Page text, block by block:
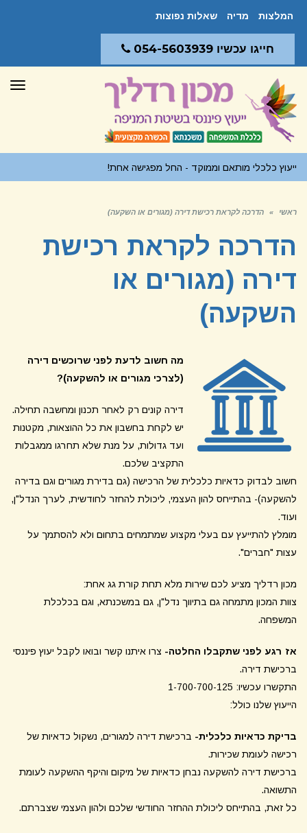
המלצות מדיה שאלות נפוצות
חייגו עכשיו 054-5603939
ייעוץ כלכלי מותאם וממוקד - החל מפגישה אחת!
ראשי » הדרכה לקראת רכישת דירה (מגורים או השקעה)
הדרכה לקראת רכישת
דירה (מגורים או
השקעה)
מה חשוב לדעת לפני שרוכשים דירה
(לצרכי מגורים או להשקעה)?
דירה קונים רק לאחר תכנון ומחשבה תחילה.
יש לקחת בחשבון את כל ההוצאות, מקטנות
ועד גדולות, על מנת שלא תחרגו ממגבלות
התקציב שלכם.
חשוב לבדוק כדאיות כלכלית של הרכישה (גם בדירת מגורים וגם בדירה
להשקעה)- בהתייחס להון העצמי, ליכולת להחזר לחודשית, לערך הנדל"ן,
ועוד.
מומלץ להתייעץ עם בעלי מקצוע שמתמחים בתחום ולא להסתמך על
עצות "חברים".
מכון רדליך מציע לכם שירות מלא תחת קורת גג אחת:
צוות המכון מתמחה גם בתיווך נדל"ן, גם במשכנתא, וגם בכלכלת
המשפחה.
אז רגע לפני שתקבלו החלטה- צרו איתנו קשר ובואו לקבל יעוץ פיננסי
ברכישת דירה.
התקשרו עכשיו: 1-700-700-125
הייעוץ שלנו כולל:
בדיקת כדאיות כלכלית- ברכישת דירה למגורים, נשקול כדאיות של
רכישה לעומת שכירות.
ברכישת דירה להשקעה נבחן כדאיות של מיקום והיקף ההשקעה לעומת
התשואה.
כל זאת, בהתייחס ליכולת ההחזר החודשי שלכם ולהון העצמי שצברתם.